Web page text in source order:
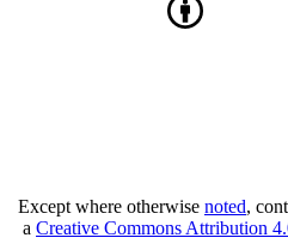
Except where otherwise noted,
a Creative Commons Attribution